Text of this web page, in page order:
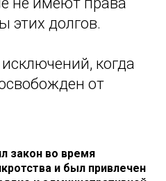
этих долгов.
когда
от
закон во время
и был привлечен